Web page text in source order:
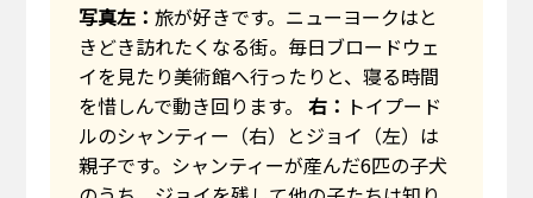
写真左：旅が好きです。ニューヨークはと
きどき訪れたくなる街。毎日ブロードウェ
イを見たり美術館へ行ったりと、寝る時間
を惜しんで動き回ります。右： トイプード
ルのシャンティー（右）とジョイ（左）は
親子です。シャンティーが産んだ6匹の子犬